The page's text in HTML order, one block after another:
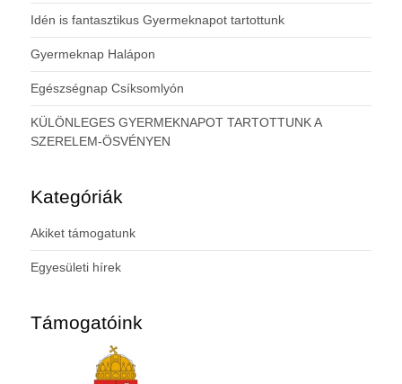
Idén is fantasztikus Gyermeknapot tartottunk
Gyermeknap Halápon
Egészségnap Csíksomlyón
KÜLÖNLEGES GYERMEKNAPOT TARTOTTUNK A
SZERELEM-ÖSVÉNYEN
Kategóriák
Akiket támogatunk
Egyesületi hírek
Támogatóink